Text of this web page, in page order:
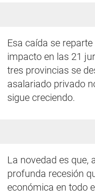
Esa caída se
impacto en las 21
tres provincias se
asalariado privado
sigue creciendo.
La novedad es que,
profunda recesión
económica en todo